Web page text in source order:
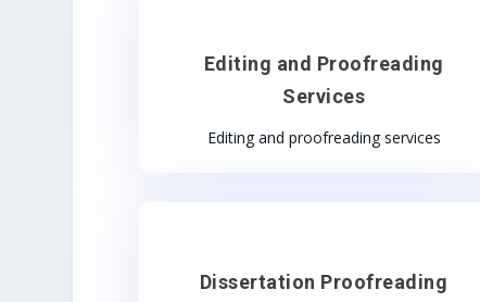
Editing and Proofreading
Services
Editing and proofreading services
Dissertation Proofreading